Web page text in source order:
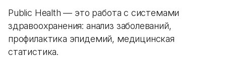
Public Health — это работа с системами
здравоохранения: анализ заболеваний,
профилактика эпидемий, медицинская
статистика.